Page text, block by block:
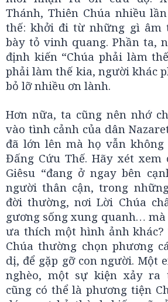
Thánh, Thiên Chúa nhiều
thế: khởi đi từ những gì âm
bày tỏ vinh quang. Phần ta,
định kiến “Chúa phải làm
phải làm thế kia, người khác
bỏ lỡ nhiều ơn lành.
Hơn nữa, ta cũng nên nhớ
vào tình cảnh của dân
đã lớn lên mà họ vẫn
Đấng Cứu Thế. Hãy xét xem
Giêsu “đang ở ngay bên
người thân cận, trong
đời thường, nơi Lời Chúa
gương sống xung quanh…
ưa thích một hình ảnh khác?
Chúa thường chọn phương
dị, để gặp gỡ con người. Một
nghèo, một sự kiện xảy ra
cũng có thể là phương tiện